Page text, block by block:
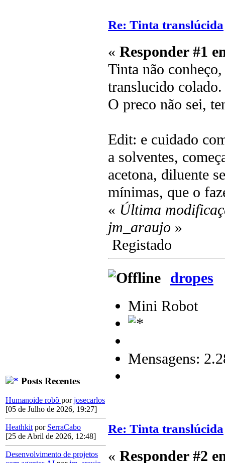
Posts Recentes
Humanoide robô porjosecarlos
[05 de Julho de 2026, 19:27]
Heathkit por SerraCabo
[25 de Abril de 2026, 12:48]
Desenvolvimento de projetos
Re: Tinta translúcida
« Responder #1
Tinta não
translucido colado.
O preco não sei,
Edit: e cuidado
a solventes,
acetona, diluente
mínimas, que o
« Última
jm_araujo »
Registado
dropes
Mini Robot
Mensagens:
Re: Tinta translúcida
« Responder #2